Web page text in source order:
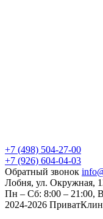
+7 (498) 504-27-00
+7 (926) 604-04-03
Обратный звонок
Лобня, ул. Окружная,
Пн – Сб: 8:00 – 21:00,
2024-2026